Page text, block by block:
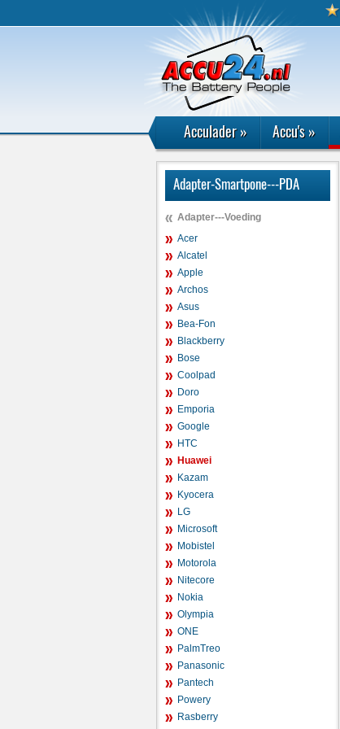
Acculader» Accu's»
Adapter-Smartpone---PDA
Adapter---Voeding
Acer
Alcatel
Apple
Archos
Asus
Bea-Fon
Blackberry
Bose
Coolpad
Doro
Emporia
Google
HTC
Huawei
Kazam
Kyocera
LG
Microsoft
Mobistel
Motorola
Nitecore
Nokia
Olympia
ONE
PalmTreo
Panasonic
Pantech
Powery
Rasberry